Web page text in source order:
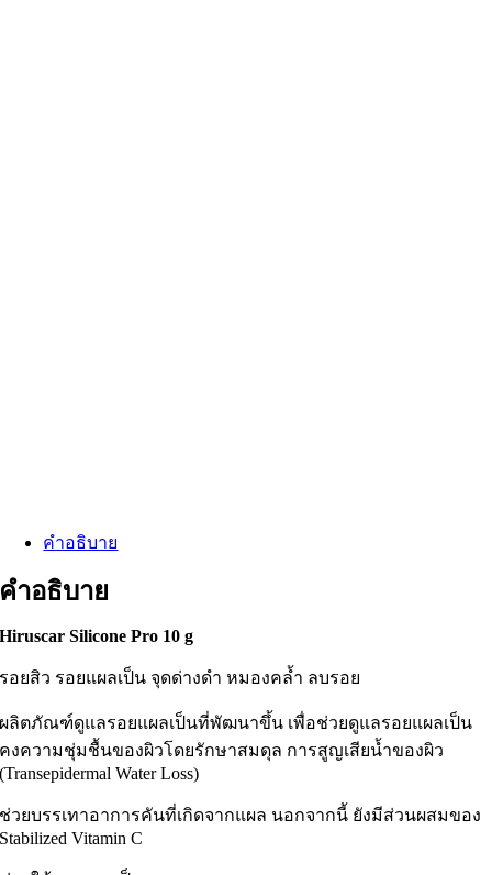
คำอธิบาย
คำอธิบาย
Hiruscar Silicone Pro 10 g
รอยสิว รอยแผลเป็น จุดด่างดำ หมองคล้ำ ลบรอย
ผลิตภัณฑ์ดูแลรอยแผลเป็นที่พัฒนาขึ้น เพื่อช่วยดูแลรอยแผลเป็น
คงความชุ่มชื้นของผิวโดยรักษาสมดุล การสูญเสียน้ำของผิว
(Transepidermal Water Loss)
ช่วยบรรเทาอาการคันที่เกิดจากแผล นอกจากนี้ ยังมีส่วนผสมของ
Stabilized Vitamin C